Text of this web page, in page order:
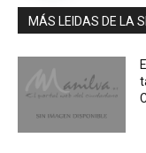
MÁS LEIDAS DE LA